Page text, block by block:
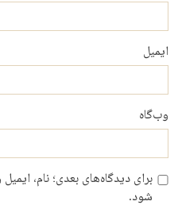
ایمیل
وب‌گاه
برای دیدگاه‌های بعدی؛ نام،
شود.